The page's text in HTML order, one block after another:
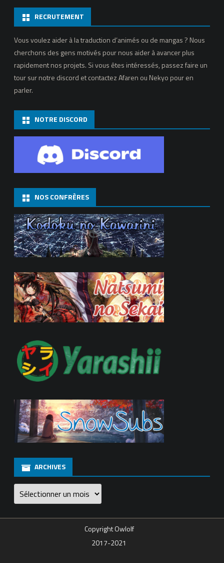
RECRUTEMENT
Vous voulez aider à la traduction d’animés ou de mangas ? Nous
cherchons des gens motivés pour nous aider à avancer plus
rapidement nos projets. Si vous êtes intéressés, passez faire un
tour sur notre discord et contactez Afaren ou Nekyo pour en
parler.
NOTRE DISCORD
NOS CONFRÈRES
ARCHIVES
Archives
Copyright Owlolf
2017-2021